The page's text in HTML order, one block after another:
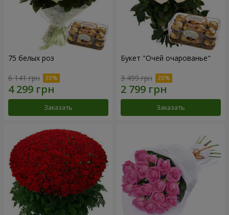
75 белых роз
6 141 грн
Заказать
Букет "Очей очарованье"
3 499 грн
Заказать